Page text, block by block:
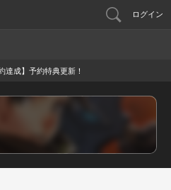
ログイン
達成】予約特典更新！